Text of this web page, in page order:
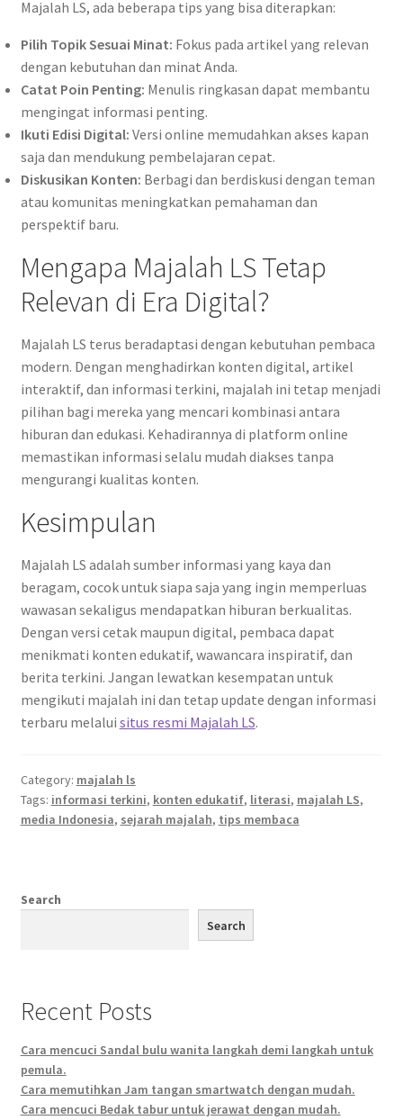
Majalah LS, ada beberapa tips yang bisa diterapkan:
Pilih Topik Sesuai Minat: Fokus pada artikel yang relevan
dengan kebutuhan dan minat Anda.
Catat Poin Penting: Menulis ringkasan dapat membantu
mengingat informasi penting.
Ikuti Edisi Digital: Versi online memudahkan akses kapan
saja dan mendukung pembelajaran cepat.
Diskusikan Konten: Berbagi dan berdiskusi dengan teman
atau komunitas meningkatkan pemahaman dan
perspektif baru.
Mengapa Majalah LS Tetap
Relevan di Era Digital?
Majalah LS terus beradaptasi dengan kebutuhan pembaca
modern. Dengan menghadirkan konten digital, artikel
interaktif, dan informasi terkini, majalah ini tetap menjadi
pilihan bagi mereka yang mencari kombinasi antara
hiburan dan edukasi. Kehadirannya di platform online
memastikan informasi selalu mudah diakses tanpa
mengurangi kualitas konten.
Kesimpulan
Majalah LS adalah sumber informasi yang kaya dan
beragam, cocok untuk siapa saja yang ingin memperluas
wawasan sekaligus mendapatkan hiburan berkualitas.
Dengan versi cetak maupun digital, pembaca dapat
menikmati konten edukatif, wawancara inspiratif, dan
berita terkini. Jangan lewatkan kesempatan untuk
mengikuti majalah ini dan tetap update dengan informasi
terbaru melalui situs resmi Majalah LS.
Category: majalah ls
Tags: informasi terkini, konten edukatif, literasi, majalah LS,
media Indonesia, sejarah majalah, tips membaca
Search
Search
Recent Posts
Cara mencuci Sandal bulu wanita langkah demi langkah untuk
pemula.
Cara memutihkan Jam tangan smartwatch dengan mudah.
Cara mencuci Bedak tabur untuk jerawat dengan mudah.